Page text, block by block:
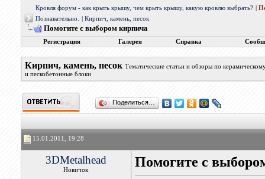
Кровля форум - как крыть крышу, чем крыть крышу, какую кровлю выбрать?
Познавательно.
Кирпич, камень, песок
Помогите с выбором кирпича
Регистрация Галерея Справка
Кирпич, камень, песок Тематические статьи и обзоры по
и пескобетонные блоки
Поделиться…
15.01.2011, 19:28
3DMetalhead
Новичок
Помогите с